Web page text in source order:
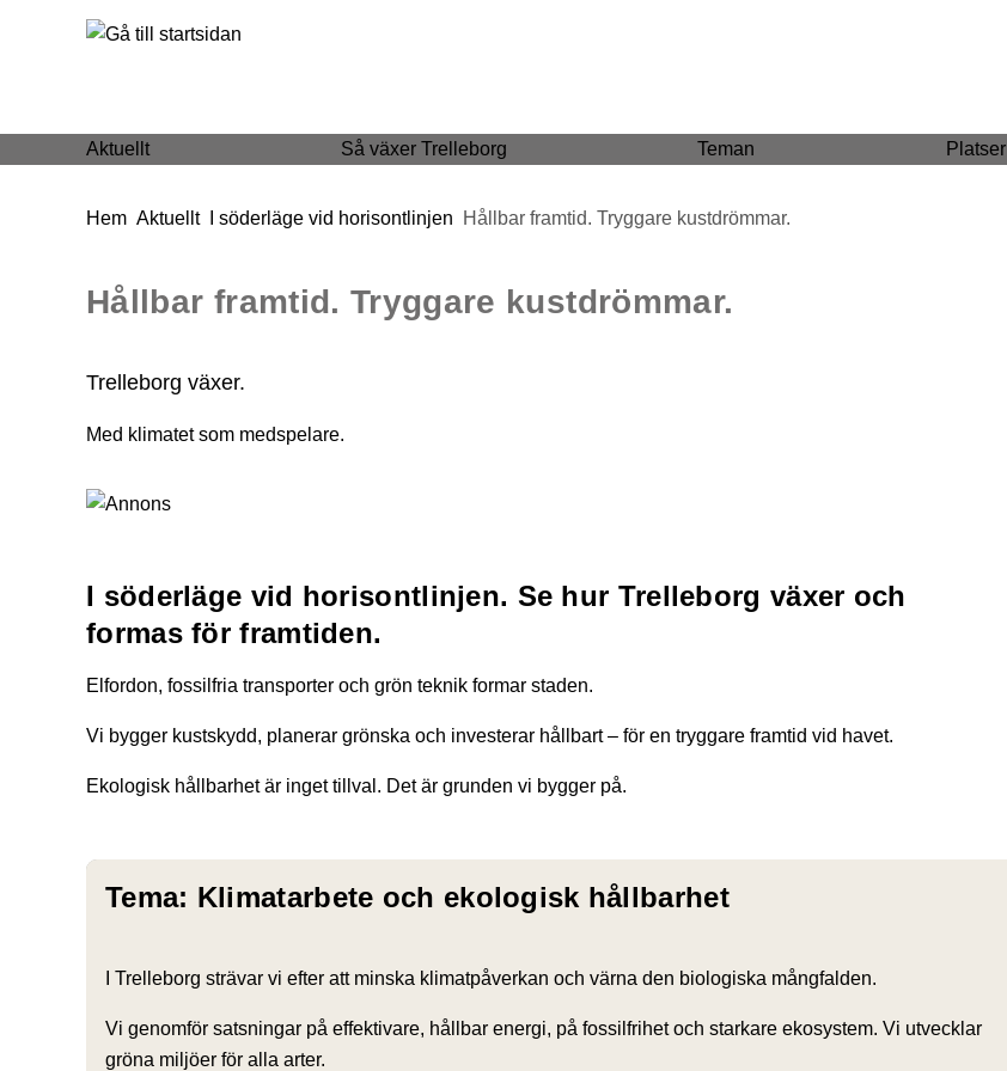
Gå till innehåll
till huvudmeny
Aktuellt Så växer Trelleborg Teman Platser
Du är här:
Hem Aktuellt I söderläge vid horisontlinjen Hållbar framtid. Tryggare kustdrömmar.
Hållbar framtid. Tryggare kustdrömmar.
Trelleborg växer.
Med klimatet som medspelare.
I söderläge vid horisontlinjen. Se hur Trelleborg växer och
formas för framtiden.
Elfordon, fossilfria transporter och grön teknik formar staden.
Vi bygger kustskydd, planerar grönska och investerar hållbart – för en tryggare framtid vid havet.
Ekologisk hållbarhet är inget tillval. Det är grunden vi bygger på.
Tema: Klimatarbete och ekologisk hållbarhet
I Trelleborg strävar vi efter att minska klimatpåverkan och värna den biologiska mångfalden.
Vi genomför satsningar på effektivare, hållbar energi, på fossilfrihet och starkare ekosystem. Vi utvecklar
gröna miljöer för alla arter.